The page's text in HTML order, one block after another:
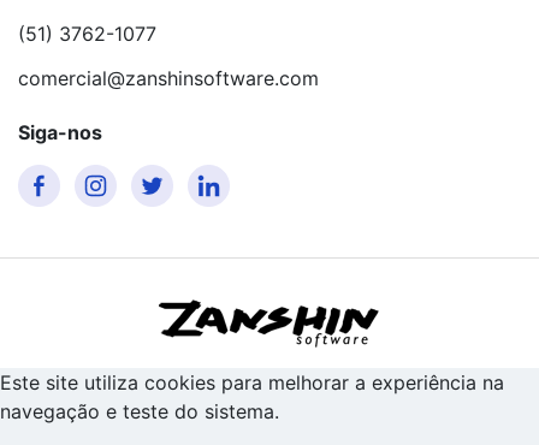
(51) 3762-1077
comercial@zanshinsoftware.com
Siga-nos
Este site utiliza cookies para melhorar a experiência na
navegação e teste do sistema.